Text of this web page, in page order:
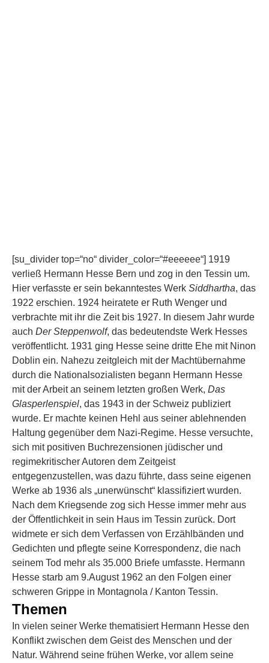
[su_divider top=“no“ divider_color=“#eeeeee“] 1919
verließ Hermann Hesse Bern und zog in den Tessin um.
Hier verfasste er sein bekanntestes Werk Siddhartha, das
1922 erschien. 1924 heiratete er Ruth Wenger und
verbrachte mit ihr die Zeit bis 1927. In diesem Jahr wurde
auch Der Steppenwolf, das bedeutendste Werk Hesses
veröffentlicht. 1931 ging Hesse seine dritte Ehe mit Ninon
Doblin ein. Nahezu zeitgleich mit der Machtübernahme
durch die Nationalsozialisten begann Hermann Hesse
mit der Arbeit an seinem letzten großen Werk, Das
Glasperlenspiel, das 1943 in der Schweiz publiziert
wurde. Er machte keinen Hehl aus seiner ablehnenden
Haltung gegenüber dem Nazi-Regime. Hesse versuchte,
sich mit positiven Buchrezensionen jüdischer und
regimekritischer Autoren dem Zeitgeist
entgegenzustellen, was dazu führte, dass seine eigenen
Werke ab 1936 als „unerwünscht“ klassifiziert wurden.
Nach dem Kriegsende zog sich Hesse immer mehr aus
der Öffentlichkeit in sein Haus im Tessin zurück. Dort
widmete er sich dem Verfassen von Erzählbänden und
Gedichten und pflegte seine Korrespondenz, die nach
seinem Tod mehr als 35.000 Briefe umfasste. Hermann
Hesse starb am 9.August 1962 an den Folgen einer
schweren Grippe in Montagnola / Kanton Tessin.
Themen
In vielen seiner Werke thematisiert Hermann Hesse den
Konflikt zwischen dem Geist des Menschen und der
Natur. Während seine frühen Werke, vor allem seine